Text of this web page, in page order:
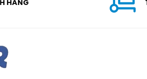
HÃNG